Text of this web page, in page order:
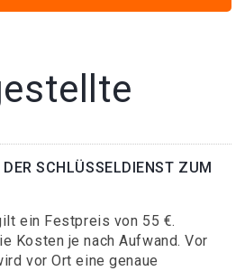
SCHLÜSSELDIENST ZUM
ein Festpreis von 55 €.
Kosten je nach Aufwand. Vor
vor Ort eine genaue